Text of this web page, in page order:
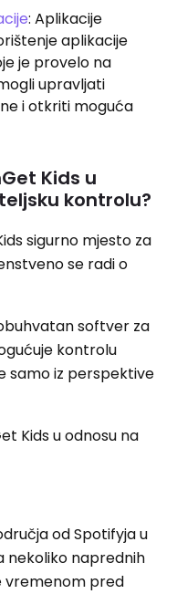
: Aplikacije
aplikacije
je provelo na
upravljati
i otkriti moguća
Kids u
kontrolu?
sigurno mjesto za
se radi o
softver za
kontrolu
samo iz perspektive
Kids u odnosu na
od Spotifyja u
nekoliko naprednih
vremenom pred